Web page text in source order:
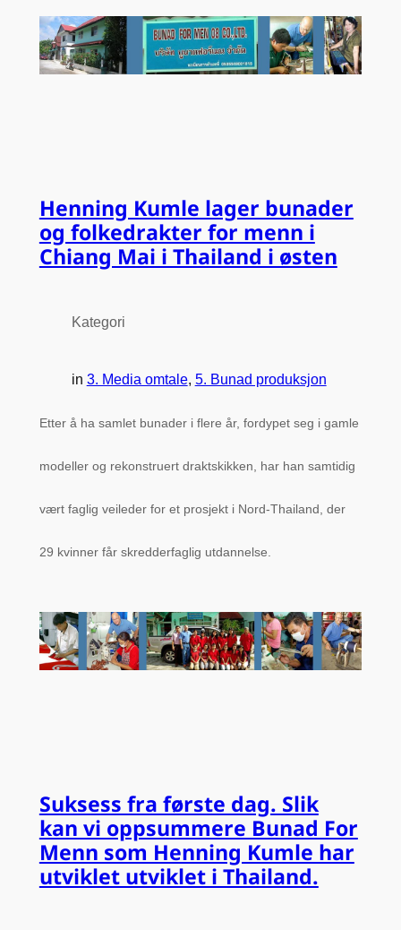
Henning Kumle lager bunader
og folkedrakter for menn i
Chiang Mai i Thailand i østen
Kategori
in 3. Media omtale, 5. Bunad produksjon
Etter å ha samlet bunader i flere år, fordypet seg i gamle
modeller og rekonstruert draktskikken, har han samtidig
vært faglig veileder for et prosjekt i Nord-Thailand, der
29 kvinner får skredderfaglig utdannelse.
Suksess fra første dag. Slik
kan vi oppsummere Bunad For
Menn som Henning Kumle har
utviklet utviklet i Thailand.